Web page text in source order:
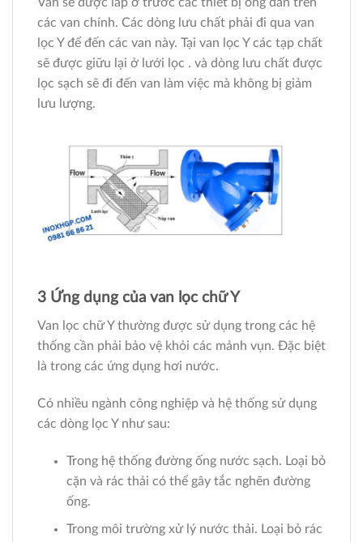
các van chính. Các dòng lưu chất phải đi qua van
lọc Y để đến các van này. Tại van lọc Y các tạp chất
sẽ được giữu lại ở lưới lọc . và dòng lưu chất được
lọc sạch sẽ đi đến van làm việc mà không bị giảm
lưu lượng.
3 Ứng dụng của van lọc chữ Y
Van lọc chữ Y thường được sử dụng trong các hệ
thống cần phải bảo vệ khỏi các mảnh vụn. Đặc biệt
là trong các ứng dụng hơi nước.
Có nhiều ngành công nghiệp và hệ thống sử dụng
các dòng lọc Y như sau:
Trong hệ thống đường ống nước sạch. Loại bỏ
cặn và rác thải có thể gây tắc nghẽn đường
ống.
Trong môi trường xử lý nước thải. Loại bỏ rác